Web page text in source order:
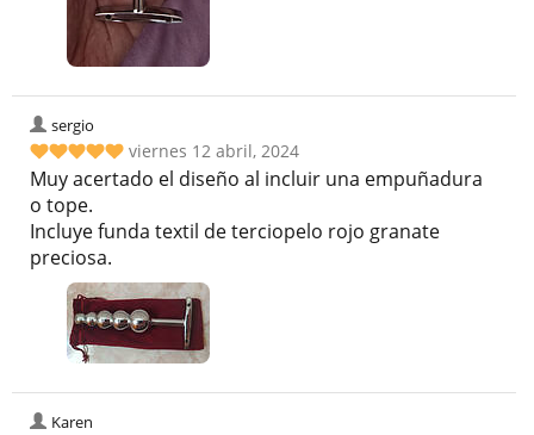
sergio
viernes 12 abril, 2024
Muy acertado el diseño al incluir una empuñadura
o tope.
Incluye funda textil de terciopelo rojo granate
preciosa.
Karen